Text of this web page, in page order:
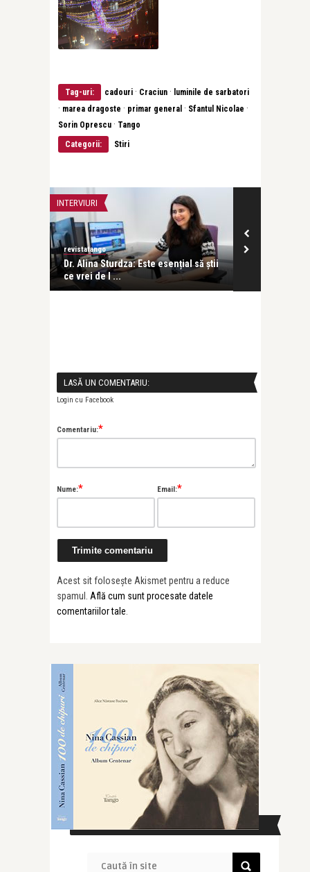
Tag-uri: cadouri · Craciun · luminile de sarbatori
· marea dragoste · primar general · Sfantul Nicolae ·
Sorin Oprescu · Tango
Categorii:
Stiri
INTERVIURI
revistatango
Dr. Alina Sturdza: Este esențial să știi
ce vrei de l ...
LASĂ UN COMENTARIU:
Login cu Facebook
Comentariu:*
Nume:* Email:*
Acest sit folosește Akismet pentru a reduce
spamul. Află cum sunt procesate datele
comentariilor tale
CAUTĂ ÎN SITE